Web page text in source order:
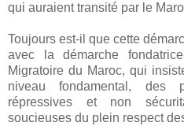
qui auraient transité par le
Toujours est-il que cette
avec la démarche
Migratoire du Maroc, qui
niveau fondamental, des
répressives et non
soucieuses du plein respect